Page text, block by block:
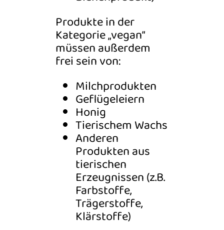
Produkte in der
Kategorie „vegan“
müssen außerdem
frei sein von:
Milchprodukten
Geflügeleiern
Honig
Tierischem Wachs
Anderen
Produkten aus
tierischen
Erzeugnissen (z.B.
Farbstoffe,
Trägerstoffe,
Klärstoffe)